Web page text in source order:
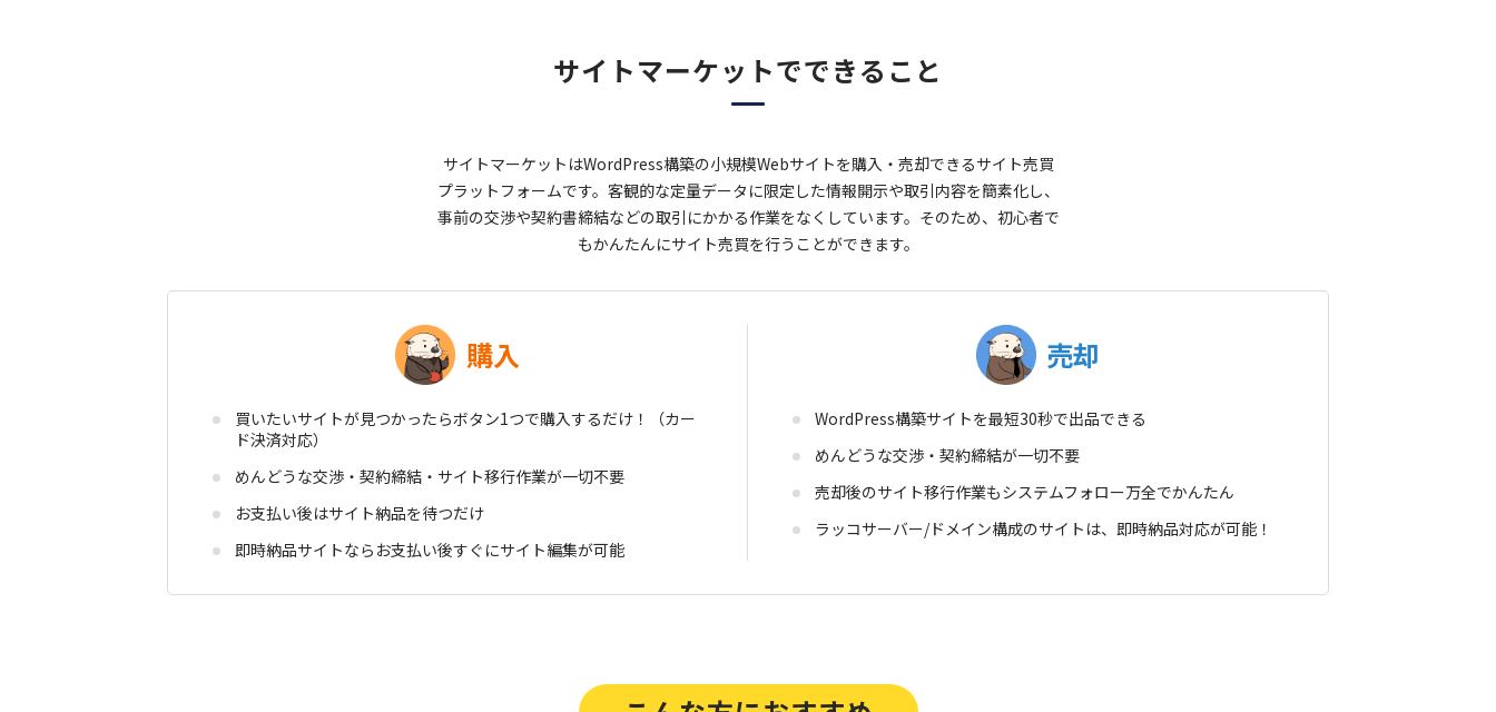
サイトマーケットでできること
サイトマーケットはWordPress構築の小規模Webサイトを購入・売却できるサイト売買
プラットフォームです。 客観的な定量データに限定した情報開示や取引内容を簡素化し、
事前の交渉や契約書締結などの取引にかかる作業をなくしています。 そのため、初心者で
もかんたんにサイト売買を行うことができます。
購入
買いたいサイトが見つかったらボタン1つで購入するだけ！（カー
ド決済対応）
めんどうな交渉・契約締結・サイト移行作業が一切不要
お支払い後はサイト納品を待つだけ
即時納品サイトならお支払い後すぐにサイト編集が可能
売却
WordPress構築サイトを最短30秒で出品できる
めんどうな交渉・契約締結が一切不要
売却後のサイト移行作業もシステムフォロー万全でかんたん
ラッコサーバー/ドメイン構成のサイトは、即時納品対応が可能！